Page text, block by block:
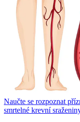
Naučte se rozpoznat
smrtelné krevní